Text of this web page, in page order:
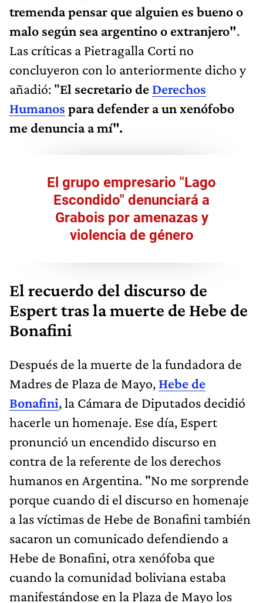
tremenda pensar que alguien es bueno o
malo según sea argentino o extranjero".
Las críticas a Pietragalla Corti no
concluyeron con lo anteriormente dicho y
añadió: "El secretario de Derechos
Humanos para defender a un xenófobo
me denuncia a mí".
El grupo empresario "Lago
Escondido" denunciará a
Grabois por amenazas y
violencia de género
El recuerdo del discurso de
Espert tras la muerte de Hebe de
Bonafini
Después de la muerte de la fundadora de
Madres de Plaza de Mayo, Hebe de
Bonafini, la Cámara de Diputados decidió
hacerle un homenaje. Ese día, Espert
pronunció un encendido discurso en
contra de la referente de los derechos
humanos en Argentina. "No me sorprende
porque cuando di el discurso en homenaje
a las víctimas de Hebe de Bonafini también
sacaron un comunicado defendiendo a
Hebe de Bonafini, otra xenófoba que
cuando la comunidad boliviana estaba
manifestándose en la Plaza de Mayo los